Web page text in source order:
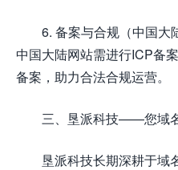
6. 备案与合规（中国大
中国大陆网站需进行ICP备
备案，助力合法合规运营。
三、垦派科技——您域
垦派科技长期深耕于域